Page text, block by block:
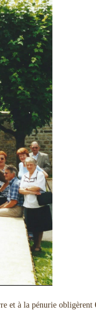
et à la pénurie obligèrent